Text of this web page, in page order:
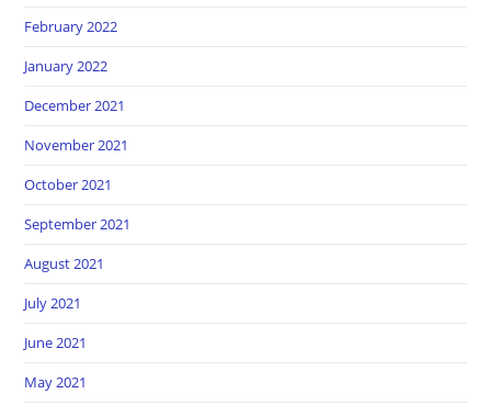
February 2022
January 2022
December 2021
November 2021
October 2021
September 2021
August 2021
July 2021
June 2021
May 2021